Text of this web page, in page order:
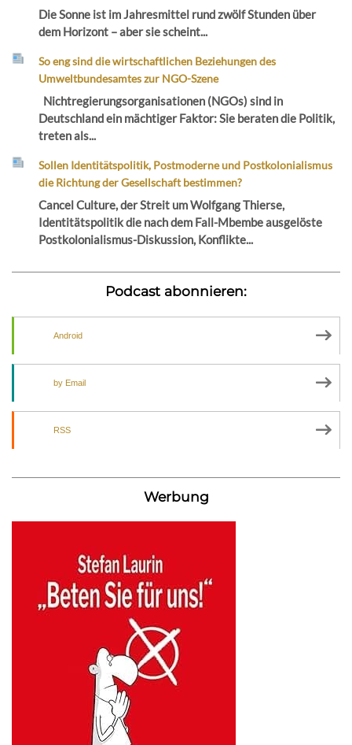
Die Sonne ist im Jahresmittel rund zwölf Stunden über
dem Horizont – aber sie scheint...
So eng sind die wirtschaftlichen Beziehungen des
Umweltbundesamtes zur NGO-Szene
Nichtregierungsorganisationen (NGOs) sind in
Deutschland ein mächtiger Faktor: Sie beraten die Politik,
treten als...
Sollen Identitätspolitik, Postmoderne und Postkolonialismus
die Richtung der Gesellschaft bestimmen?
Cancel Culture, der Streit um Wolfgang Thierse,
Identitätspolitik die nach dem Fall-Mbembe ausgelöste
Postkolonialismus-Diskussion, Konflikte...
Podcast abonnieren:
Android
by Email
RSS
Werbung